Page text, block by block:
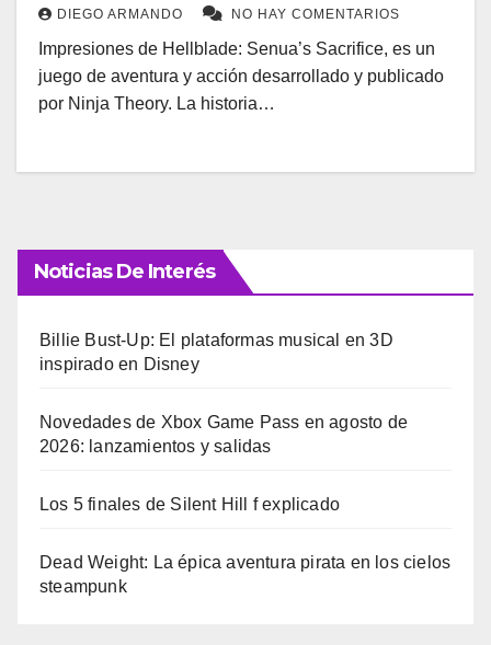
DIEGO ARMANDO NO HAY COMENTARIOS
Impresiones de Hellblade: Senua’s Sacrifice, es un
juego de aventura y acción desarrollado y publicado
por Ninja Theory. La historia…
Noticias De Interés
Billie Bust-Up: El plataformas musical en 3D
inspirado en Disney
Novedades de Xbox Game Pass en agosto de
2026: lanzamientos y salidas
Los 5 finales de Silent Hill f explicado
Dead Weight: La épica aventura pirata en los cielos
steampunk